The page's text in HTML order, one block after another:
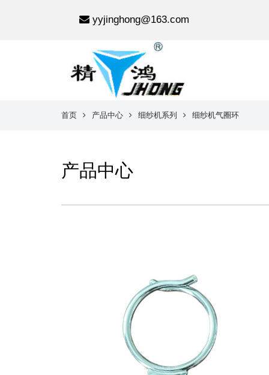
yyjinghong@163.com
首页 产品中心 细纱机系列 细纱机气圈环
产品中心